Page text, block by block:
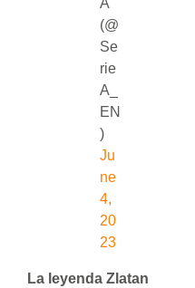
A
(@
Se
rie
A_
EN
)
Ju
ne
4,
20
23
La leyenda Zlatan